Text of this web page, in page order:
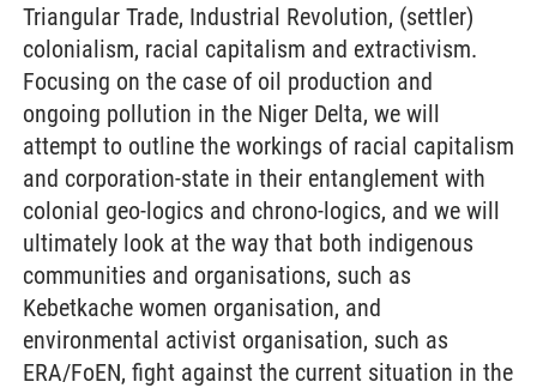
Triangular Trade, Industrial Revolution, (settler)
colonialism, racial capitalism and extractivism.
Focusing on the case of oil production and
ongoing pollution in the Niger Delta, we will
attempt to outline the workings of racial capitalism
and corporation-state in their entanglement with
colonial geo-logics and chrono-logics, and we will
ultimately look at the way that both indigenous
communities and organisations, such as
Kebetkache women organisation, and
environmental activist organisation, such as
ERA/FoEN, fight against the current situation in the